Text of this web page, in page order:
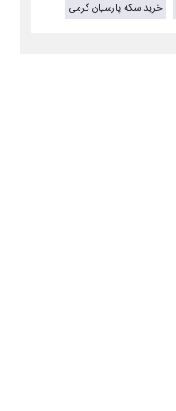
خرید سکه پارسیان گرمی